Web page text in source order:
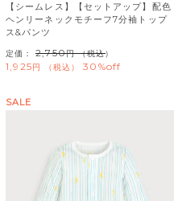
【シームレス】【セットアップ】配色
ヘンリーネックモチーフ7分袖トップ
ス&パンツ
定価： 2,750 （税込）
1,925 税込 30%off
SALE